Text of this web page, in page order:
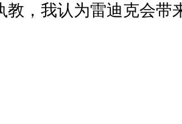
教，我认为雷迪克会带